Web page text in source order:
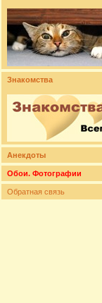
Знакомства
Анекдоты
Обои. Фотографии
Обратная связь